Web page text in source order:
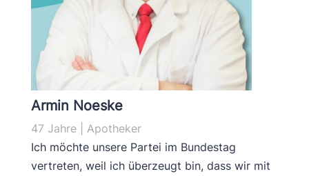
Armin Noeske
47 Jahre | Apotheker
Ich möchte unsere Partei im Bundestag
vertreten, weil ich überzeugt bin, dass wir mit